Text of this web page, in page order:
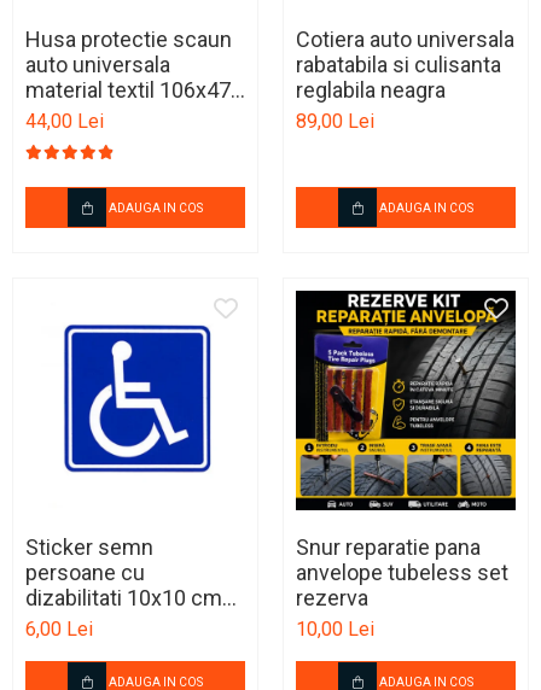
Husa protectie scaun
auto universala
material textil 106x47
cm neagra
44,00 Lei
ADAUGA IN COS
Cotiera auto universala
rabatabila si culisanta
reglabila neagra
89,00 Lei
ADAUGA IN COS
Sticker semn
persoane cu
dizabilitati 10x10 cm
informare auto
6,00 Lei
ADAUGA IN COS
Snur reparatie pana
anvelope tubeless set
rezerva
10,00 Lei
ADAUGA IN COS